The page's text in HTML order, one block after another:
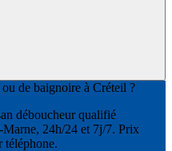
de baignoire à Créteil ?
déboucheur qualifié
24h/24 et 7j/7. Prix
téléphone.